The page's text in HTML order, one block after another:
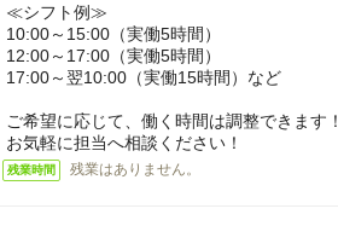
≪シフト例≫
10:00～15:00（実働5時間）
12:00～17:00（実働5時間）
17:00～翌10:00（実働15時間）など
ご希望に応じて、働く時間は調整できます！
お気軽に担当へ相談ください！
残業時間 残業はありません。